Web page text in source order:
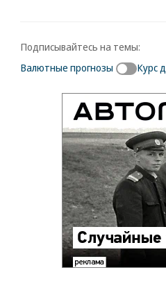
Подписывайтесь на темы:
Валютные прогнозы
Курс